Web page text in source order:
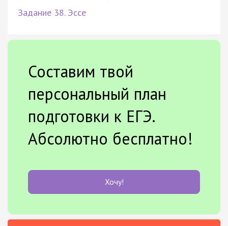
Задание 38. Эссе
Составим твой
персональный план
подготовки к ЕГЭ.
Абсолютно бесплатно!
Хочу!